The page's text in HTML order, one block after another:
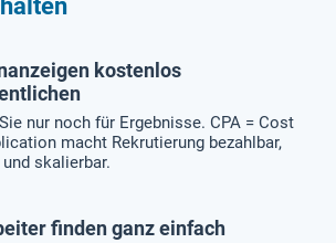
kostenlos
nur noch für Ergebnisse. CPA = Cost
macht Rekrutierung bezahlbar,
skalierbar.
finden ganz einfach